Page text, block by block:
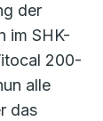
der
im SHK-
200-
alle
das